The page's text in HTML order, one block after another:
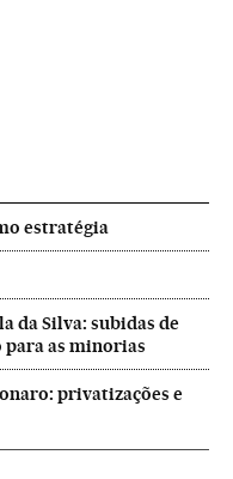
estratégia
da Silva: subidas de
para as minorias
privatizações e